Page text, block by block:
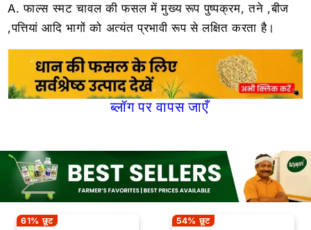
A. फाल्स स्मट चावल की फसल में मुख्य रूप पुष्पक्रम, तने ,बीज
,पत्तियां आदि भागों को अत्यंत प्रभावी रूप से लक्षित करता है।
ब्लॉग पर वापस जाएँ
61% छूट 54% छूट